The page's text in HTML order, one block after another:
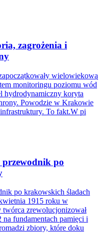
zagrożenia i
wielowiekową
monitoringu poziomu wód
hydrodynamiczny koryta
Powodzie w Krakowie
To fakt.W pi
po
po krakowskich śladach
1915 roku w
zrewolucjonizował
fundamentach pamięci i
zbiory, które doku